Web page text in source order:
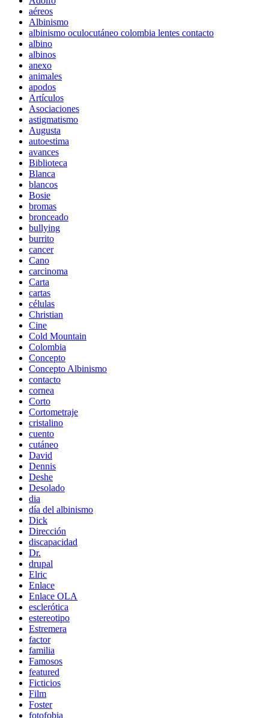
aéreos
Albinismo
albinismo oculocutáneo colombia lentes contacto
albino
albinos
anexo
animales
apodos
Artículos
Asociaciones
astigmatismo
Augusta
autoestima
avances
Biblioteca
Blanca
blancos
Bosie
bromas
bronceado
bullying
burrito
cancer
Cano
carcinoma
Carta
cartas
células
Christian
Cine
Cold Mountain
Colombia
Concepto
Concepto Albinismo
contacto
cornea
Corto
Cortometraje
cristalino
cuento
cutáneo
David
Dennis
Deshe
Desolado
dia
día del albinismo
Dick
Dirección
discapacidad
Dr.
drupal
Elric
Enlace
Enlace OLA
esclerótica
estereotipo
Estremera
factor
familia
Famosos
featured
Ficticios
Film
Foster
fotofobia